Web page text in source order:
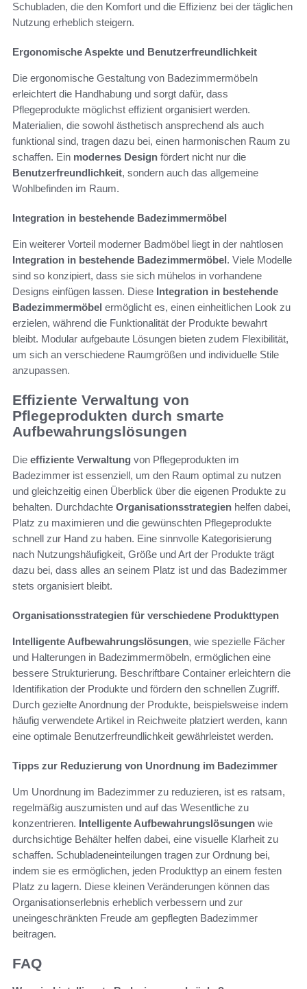
Schubladen, die den Komfort und die Effizienz bei der täglichen
Nutzung erheblich steigern.
Ergonomische Aspekte und Benutzerfreundlichkeit
Die ergonomische Gestaltung von Badezimmermöbeln
erleichtert die Handhabung und sorgt dafür, dass
Pflegeprodukte möglichst effizient organisiert werden.
Materialien, die sowohl ästhetisch ansprechend als auch
funktional sind, tragen dazu bei, einen harmonischen Raum zu
schaffen. Ein modernes Design fördert nicht nur die
Benutzerfreundlichkeit, sondern auch das allgemeine
Wohlbefinden im Raum.
Integration in bestehende Badezimmermöbel
Ein weiterer Vorteil moderner Badmöbel liegt in der nahtlosen
Integration in bestehende Badezimmermöbel. Viele Modelle
sind so konzipiert, dass sie sich mühelos in vorhandene
Designs einfügen lassen. Diese Integration in bestehende
Badezimmermöbel ermöglicht es, einen einheitlichen Look zu
erzielen, während die Funktionalität der Produkte bewahrt
bleibt. Modular aufgebaute Lösungen bieten zudem Flexibilität,
um sich an verschiedene Raumgrößen und individuelle Stile
anzupassen.
Effiziente Verwaltung von
Pflegeprodukten durch smarte
Aufbewahrungslösungen
Die effiziente Verwaltung von Pflegeprodukten im
Badezimmer ist essenziell, um den Raum optimal zu nutzen
und gleichzeitig einen Überblick über die eigenen Produkte zu
behalten. Durchdachte Organisationsstrategien helfen dabei,
Platz zu maximieren und die gewünschten Pflegeprodukte
schnell zur Hand zu haben. Eine sinnvolle Kategorisierung
nach Nutzungshäufigkeit, Größe und Art der Produkte trägt
dazu bei, dass alles an seinem Platz ist und das Badezimmer
stets organisiert bleibt.
Organisationsstrategien für verschiedene Produkttypen
Intelligente Aufbewahrungslösungen, wie spezielle Fächer
und Halterungen in Badezimmermöbeln, ermöglichen eine
bessere Strukturierung. Beschriftbare Container erleichtern die
Identifikation der Produkte und fördern den schnellen Zugriff.
Durch gezielte Anordnung der Produkte, beispielsweise indem
häufig verwendete Artikel in Reichweite platziert werden, kann
eine optimale Benutzerfreundlichkeit gewährleistet werden.
Tipps zur Reduzierung von Unordnung im Badezimmer
Um Unordnung im Badezimmer zu reduzieren, ist es ratsam,
regelmäßig auszumisten und auf das Wesentliche zu
konzentrieren. Intelligente Aufbewahrungslösungen wie
durchsichtige Behälter helfen dabei, eine visuelle Klarheit zu
schaffen. Schubladeneinteilungen tragen zur Ordnung bei,
indem sie es ermöglichen, jeden Produkttyp an einem festen
Platz zu lagern. Diese kleinen Veränderungen können das
Organisationserlebnis erheblich verbessern und zur
uneingeschränkten Freude am gepflegten Badezimmer
beitragen.
FAQ